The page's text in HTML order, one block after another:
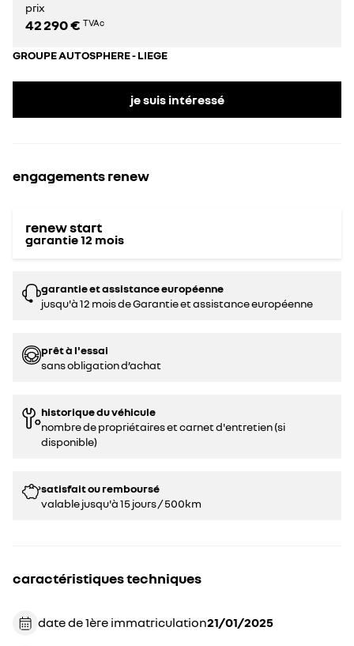
prix
42 290 € TVAc
GROUPE AUTOSPHERE - LIEGE
je suis intéressé
engagements renew
renew start
garantie12 mois
garantie et assistance européenne
jusqu'à 12 mois de Garantie et assistance européenne
prêt à l'essai
sans obligation d’achat
historique du véhicule
nombre de propriétaires et carnet d'entretien (si
disponible)
satisfait ou remboursé
valable jusqu'à 15 jours / 500km
caractéristiques techniques
date de 1ère immatriculation 21/01/2025